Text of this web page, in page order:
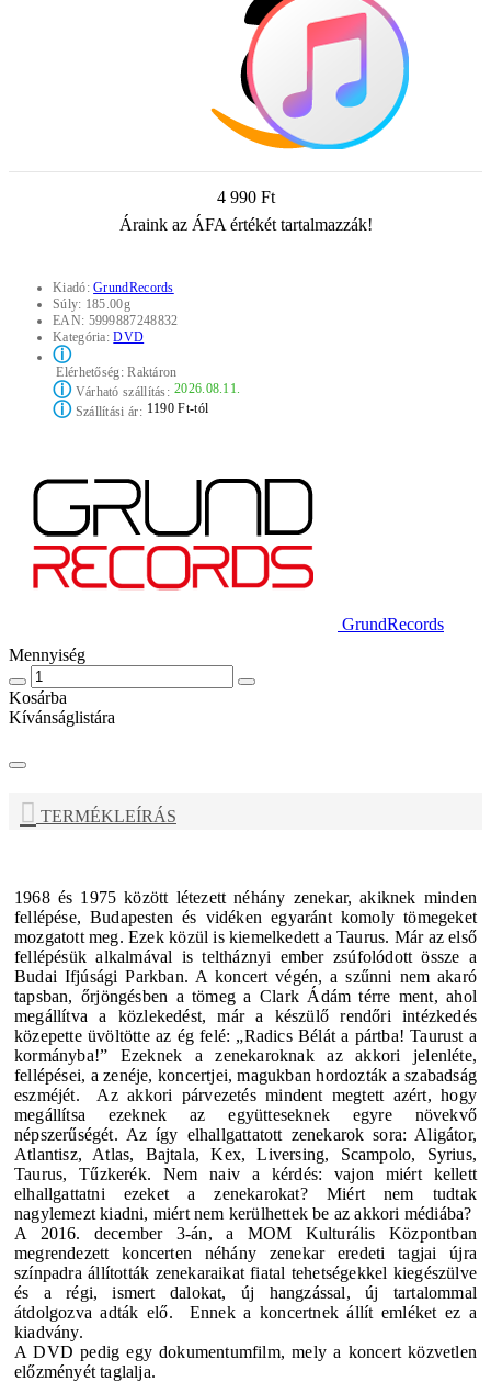
4 990 Ft
Áraink az ÁFA értékét tartalmazzák!
Kiadó:GrundRecords
Súly: 185.00g
EAN: 5999887248832
Kategória:DVD
ⓘ
Elérhetőség:Raktáron
ⓘVárható szállítás: 2026.08.11.
ⓘSzállítási ár: 1190 Ft-tól
GrundRecords
Mennyiség
Kosárba
Kívánságlistára
TERMÉKLEÍRÁS
1968 és 1975 között létezett néhány zenekar, akiknek minden
fellépése, Budapesten és vidéken egyaránt komoly tömegeket
mozgatott meg. Ezek közül is kiemelkedett a Taurus. Már az első
fellépésük alkalmával is teltháznyi ember zsúfolódott össze a
Budai Ifjúsági Parkban. A koncert végén, a szűnni nem akaró
tapsban, őrjöngésben a tömeg a Clark Ádám térre ment, ahol
megállítva a közlekedést, már a készülő rendőri intézkedés
közepette üvöltötte az ég felé: „Radics Bélát a pártba! Taurust a
kormányba!” Ezeknek a zenekaroknak az akkori jelenléte,
fellépései, a zenéje, koncertjei, magukban hordozták a szabadság
eszméjét. Az akkori párvezetés mindent megtett azért, hogy
megállítsa ezeknek az együtteseknek egyre növekvő
népszerűségét. Az így elhallgattatott zenekarok sora: Aligátor,
Atlantisz, Atlas, Bajtala, Kex, Liversing, Scampolo, Syrius,
Taurus, Tűzkerék. Nem naiv a kérdés: vajon miért kellett
elhallgattatni ezeket a zenekarokat? Miért nem tudtak
nagylemezt kiadni, miért nem kerülhettek be az akkori médiába?
A 2016. december 3-án, a MOM Kulturális Központban
megrendezett koncerten néhány zenekar eredeti tagjai újra
színpadra állították zenekaraikat fiatal tehetségekkel kiegészülve
és a régi, ismert dalokat, új hangzással, új tartalommal
átdolgozva adták elő. Ennek a koncertnek állít emléket ez a
kiadvány.
A DVD pedig egy dokumentumfilm, mely a koncert közvetlen
előzményét taglalja.